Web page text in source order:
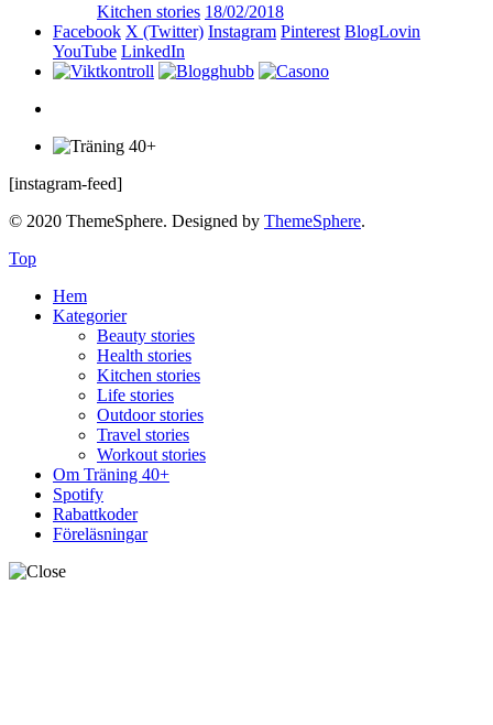
Kitchen stories 18/02/2018
Facebook X (Twitter) Instagram Pinterest BlogLovin
YouTube LinkedIn
[instagram-feed]
© 2020 ThemeSphere. Designed by ThemeSphere.
Top
Hem
Kategorier
Beauty stories
Health stories
Kitchen stories
Life stories
Outdoor stories
Travel stories
Workout stories
Om Träning 40+
Spotify
Rabattkoder
Föreläsningar